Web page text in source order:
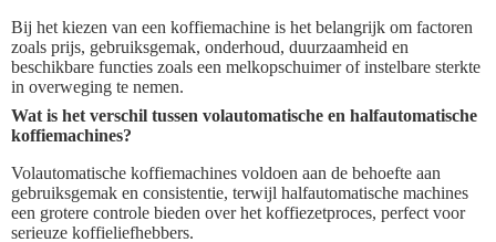
Bij het kiezen van een koffiemachine is het belangrijk om factoren
zoals prijs, gebruiksgemak, onderhoud, duurzaamheid en
beschikbare functies zoals een melkopschuimer of instelbare sterkte
in overweging te nemen.
Wat is het verschil tussen volautomatische en halfautomatische
koffiemachines?
Volautomatische koffiemachines voldoen aan de behoefte aan
gebruiksgemak en consistentie, terwijl halfautomatische machines
een grotere controle bieden over het koffiezetproces, perfect voor
serieuze koffieliefhebbers.